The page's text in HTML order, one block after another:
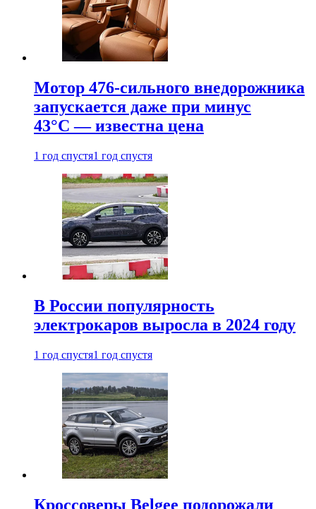
Мотор 476-сильного внедорожника
запускается даже при минус
43°С — известна цена
1 год спустя1 год спустя
В России популярность
электрокаров выросла в 2024 году
1 год спустя1 год спустя
Кроссоверы Belgee подорожали